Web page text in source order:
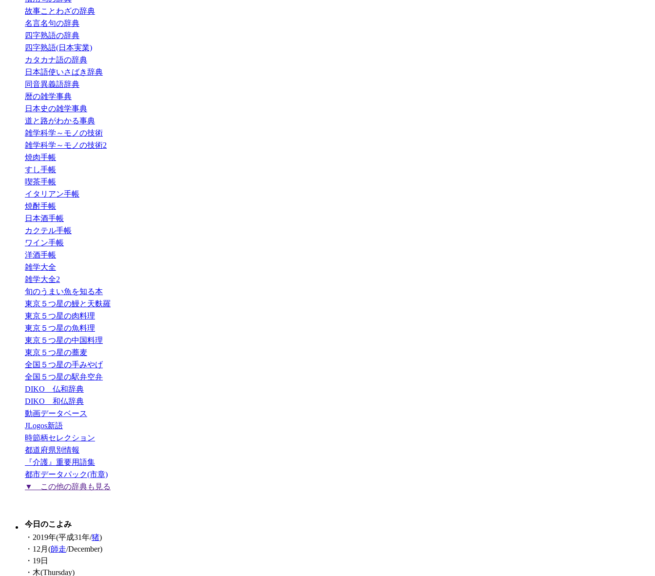
故事ことわざの辞典
名言名句の辞典
四字熟語の辞典
四字熟語(日本実業)
カタカナ語の辞典
日本語使いさばき辞典
同音異義語辞典
暦の雑学事典
日本史の雑学事典
道と路がわかる事典
雑学科学～モノの技術
雑学科学～モノの技術2
焼肉手帳
すし手帳
喫茶手帳
イタリアン手帳
焼酎手帳
日本酒手帳
カクテル手帳
ワイン手帳
洋酒手帳
雑学大全
雑学大全2
旬のうまい魚を知る本
東京５つ星の鰻と天麩羅
東京５つ星の肉料理
東京５つ星の魚料理
東京５つ星の中国料理
東京５つ星の蕎麦
全国５つ星の手みやげ
全国５つ星の駅弁空弁
DIKO 仏和辞典
DIKO 和仏辞典
動画データベース
JLogos新語
時節柄セレクション
都道府県別情報
『介護』重要用語集
都市データパック(市章)
▼ この他の辞典も見る
今日のこよみ
・2019年(平成31年/猪)
・12月(師走/December)
・19日
・木(Thursday)